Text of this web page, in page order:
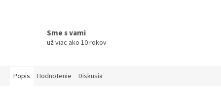
Sme s vami
už viac ako 10 rokov
Popis Hodnotenie Diskusia